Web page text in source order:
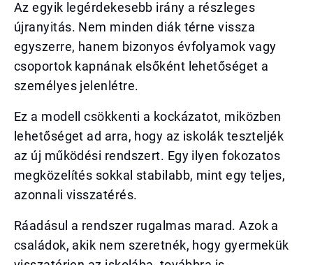
Az egyik legérdekesebb irány a részleges
újranyitás. Nem minden diák térne vissza
egyszerre, hanem bizonyos évfolyamok vagy
csoportok kapnának elsőként lehetőséget a
személyes jelenlétre.
Ez a modell csökkenti a kockázatot, miközben
lehetőséget ad arra, hogy az iskolák teszteljék
az új működési rendszert. Egy ilyen fokozatos
megközelítés sokkal stabilabb, mint egy teljes,
azonnali visszatérés.
Ráadásul a rendszer rugalmas marad. Azok a
családok, akik nem szeretnék, hogy gyermekük